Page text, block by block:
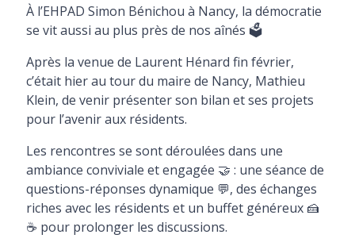
À l’EHPAD Simon Bénichou à Nancy, la démocratie
se vit aussi au plus près de nos aînés 🗳️
Après la venue de Laurent Hénard fin février,
c’était hier au tour du maire de Nancy, Mathieu
Klein, de venir présenter son bilan et ses projets
pour l’avenir aux résidents.
Les rencontres se sont déroulées dans une
ambiance conviviale et engagée 🤝 : une séance de
questions-réponses dynamique 💬, des échanges
riches avec les résidents et un buffet généreux 🍰
☕ pour prolonger les discussions.